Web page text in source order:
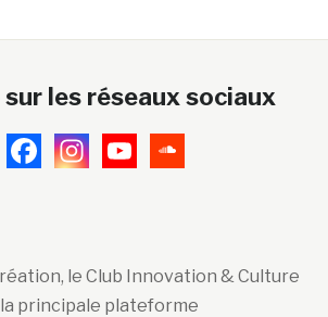
les réseaux sociaux
le Club Innovation & Culture
principale plateforme